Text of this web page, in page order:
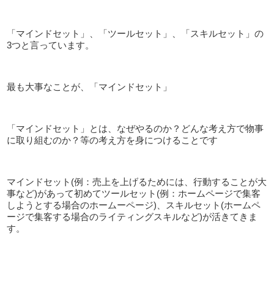
「マインドセット」、「ツールセット」、「スキルセット」の
3つと言っています。
最も大事なことが、「マインドセット」
「マインドセット」とは、なぜやるのか？どんな考え方で物事
に取り組むのか？等の考え方を身につけることです
マインドセット(例：売上を上げるためには、行動することが大
事など)があって初めてツールセット(例：ホームページで集客
しようとする場合のホームーページ)、スキルセット(ホームペ
ージで集客する場合のライティングスキルなど)が活きてきま
す。